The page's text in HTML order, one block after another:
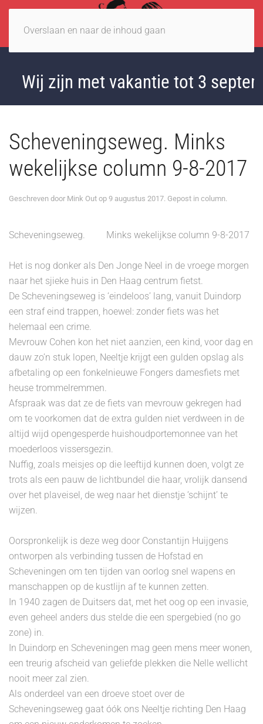
Overslaan en naar de inhoud gaan
Wij zijn met vakantie tot 3
Scheveningseweg. Minks
wekelijkse column 9-8-2017
Geschreven door Mink Out op 9 augustus 2017. Gepost in column.
Scheveningseweg. Minks wekelijkse column 9-8-2017
Het is nog donker als Den Jonge Neel in de vroege morgen
naar het sjieke huis in Den Haag centrum fietst.
De Scheveningseweg is ‘eindeloos’ lang, vanuit Duindorp
een straf eind trappen, hoewel: zonder fiets was het
helemaal een crime.
Mevrouw Cohen kon het niet aanzien, een kind, voor dag en
dauw zo’n stuk lopen, Neeltje krijgt een gulden opslag als
afbetaling op een fonkelnieuwe Fongers damesfiets met
heuse trommelremmen.
Afspraak was dat ze de fiets van mevrouw gekregen had
om te voorkomen dat de extra gulden niet verdween in de
altijd wijd opengesperde huishoudportemonnee van het
moederloos vissersgezin.
Nuffig, zoals meisjes op die leeftijd kunnen doen, volgt ze
trots als een pauw de lichtbundel die haar, vrolijk dansend
over het plaveisel, de weg naar het dienstje ‘schijnt’ te
wijzen.
Oorspronkelijk is deze weg door Constantijn Huijgens
ontworpen als verbinding tussen de Hofstad en
Scheveningen om ten tijden van oorlog snel wapens en
manschappen op de kustlijn af te kunnen zetten.
In 1940 zagen de Duitsers dat, met het oog op een invasie,
even geheel anders dus stelde die een spergebied (no go
zone) in.
In Duindorp en Scheveningen mag geen mens meer wonen,
een treurig afscheid van geliefde plekken die Nelle wellicht
nooit meer zal zien.
Als onderdeel van een droeve stoet over de
Scheveningseweg gaat óók ons Neeltje richting Den Haag